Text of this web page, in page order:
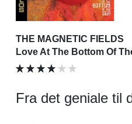
THE MAGNETIC FIELDS
Love At The Bottom Of
Fra det geniale til